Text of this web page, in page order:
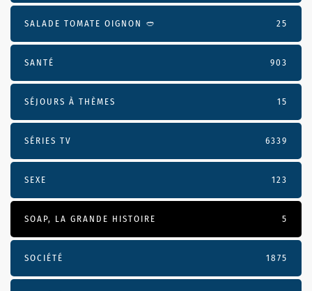
SALADE TOMATE OIGNON 🥙 25
SANTÉ 903
SÉJOURS À THÈMES 15
SÉRIES TV 6339
SEXE 123
SOAP, LA GRANDE HISTOIRE 5
SOCIÉTÉ 1875